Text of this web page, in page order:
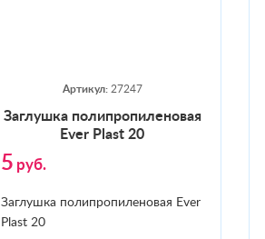
Артикул: 27247
Заг­лушка по­лип­ро­пиле­новая
Ever Plast 20
5 руб.
Заглушка полипропиленовая Ever
Plast 20